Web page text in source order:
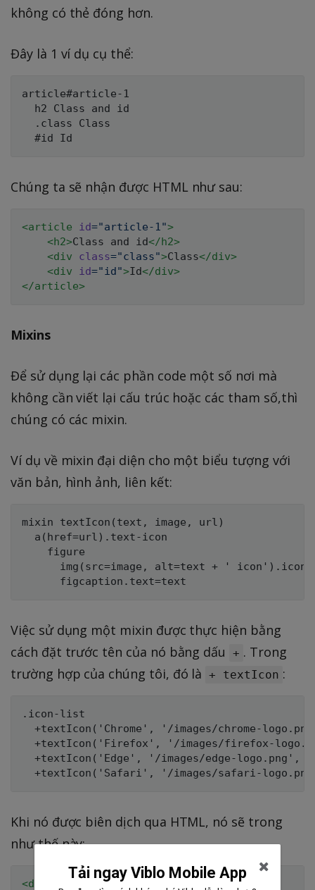
không có thẻ đóng hơn.
Đây là 1 ví dụ cụ thể:
article#article-1
  h2 Class and id
  .class Class
Chúng ta sẽ nhận được HTML như sau:
<article id="article-1">
<h2>Class and id</h2>
<div class="class">Class</div>
<div id="id">Id</div>
</article>
Mixins
Để sử dụng lại các phần code một số nơi mà
không cần viết lại cấu trúc hoặc các tham số,thì
chúng có các mixin.
Ví dụ về mixin đại diện cho một biểu tượng với
văn bản, hình ảnh, liên kết:
mixin textIcon(text, image, url)
  a(href=url).text-icon
    figure
      img(src=image, alt=text + ' icon').icon
Việc sử dụng một mixin được thực hiện bằng
cách đặt trước tên của nó bằng dấu
+ . Trong
trường hợp của chúng tôi, đó là + textIcon :
.icon-list
+textIcon('Chrome', '/images/chrome-
+textIcon('Firefox', '/images/firefox-
+textIcon('Edge', '/images/edge-logo.png',
Khi nó được biên dịch qua HTML, nó sẽ trong
như thế này:
<div icon-list
Tải ngay Viblo Mobile App